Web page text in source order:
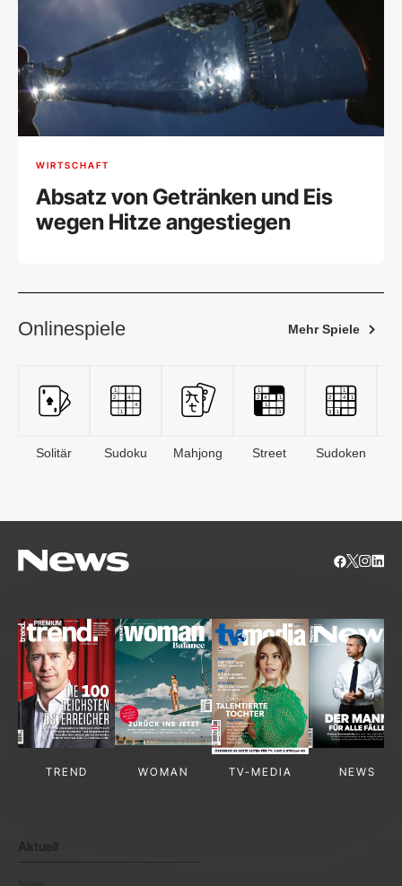
WIRTSCHAFT
Absatz von Getränken und Eis
wegen Hitze angestiegen
Onlinespiele Mehr Spiele
Solitär Sudoku Mahjong Street Sudoken
TREND WOMAN TV-MEDIA NEWS